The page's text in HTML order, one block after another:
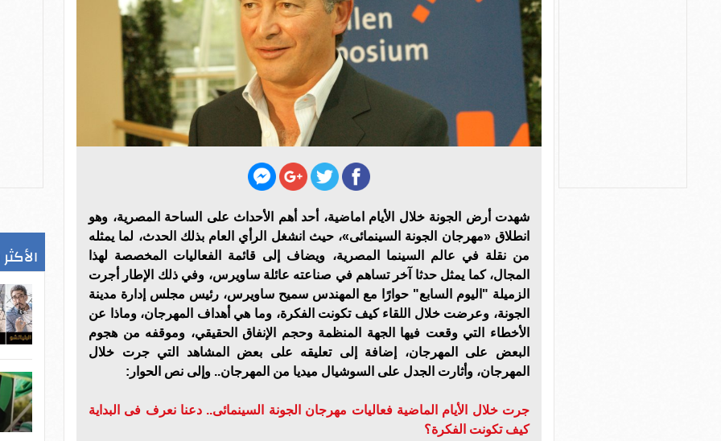
شهدت أرض الجونة خلال الأيام اماضية، أحد أهم الأحداث على الساحة المصرية، وهو
انطلاق «مهرجان الجونة السينمائى»، حيث انشغل الرأي العام بذلك الحدث، لما يمثله
من نقلة في عالم السينما المصرية، ويضاف إلى قائمة الفعاليات المخصصة لهذا
المجال، كما يمثل حدثا آخر تساهم في صناعته عائلة ساويرس، وفي ذلك الإطار أجرت
الزميلة "اليوم السابع" حوارًا مع المهندس سميح ساويرس، رئيس مجلس إدارة مدينة
الجونة، وعرضت خلال اللقاء كيف تكونت الفكرة، وما هي أهداف المهرجان، وماذا عن
الأخطاء التي وقعت فيها الجهة المنظمة وحجم الإنفاق الحقيقي، وموقفه من هجوم
البعض على المهرجان، إضافة إلى تعليقه على بعض المشاهد التي جرت خلال
المهرجان، وأثارت الجدل على السوشيال ميديا من المهرجان.. وإلى نص الحوار:
جرت خلال الأيام الماضية فعاليات مهرجان الجونة السينمائى.. دعنا نعرف فى البداية
كيف تكونت الفكرة؟